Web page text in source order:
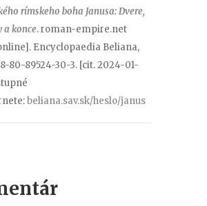
rímskeho boha Janusa: Dvere,
a konce. roman-empire.net
Encyclopaedia Beliana,
80-89524-30-3. [cit. 2024-01-
beliana.sav.sk/heslo/janus